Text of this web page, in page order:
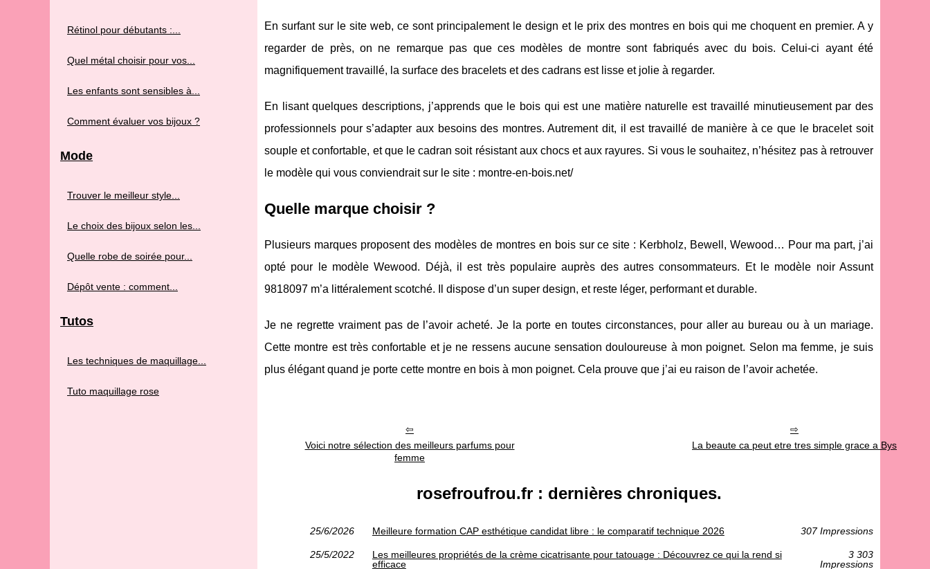
En surfant sur le site web, ce sont principalement le design et le prix des montres en bois qui me choquent en premier. A y
regarder de près, on ne remarque pas que ces modèles de montre sont fabriqués avec du bois. Celui-ci ayant été
magnifiquement travaillé, la surface des bracelets et des cadrans est lisse et jolie à regarder.
En lisant quelques descriptions, j’apprends que le bois qui est une matière naturelle est travaillé minutieusement par des
professionnels pour s’adapter aux besoins des montres. Autrement dit, il est travaillé de manière à ce que le bracelet soit
souple et confortable, et que le cadran soit résistant aux chocs et aux rayures. Si vous le souhaitez, n’hésitez pas à retrouver
le modèle qui vous conviendrait sur le site : montre-en-bois.net/
Quelle marque choisir ?
Plusieurs marques proposent des modèles de montres en bois sur ce site : Kerbholz, Bewell, Wewood… Pour ma part, j’ai
opté pour le modèle Wewood. Déjà, il est très populaire auprès des autres consommateurs. Et le modèle noir Assunt
9818097 m’a littéralement scotché. Il dispose d’un super design, et reste léger, performant et durable.
Je ne regrette vraiment pas de l’avoir acheté. Je la porte en toutes circonstances, pour aller au bureau ou à un mariage.
Cette montre est très confortable et je ne ressens aucune sensation douloureuse à mon poignet. Selon ma femme, je suis
plus élégant quand je porte cette montre en bois à mon poignet. Cela prouve que j’ai eu raison de l’avoir achetée.
Voici notre sélection des meilleurs parfums pour
femme
La beaute ca peut etre tres simple grace a Bys
rosefroufrou.fr : dernières chroniques.
25/6/2026 Meilleure formation CAP esthétique candidat libre : le comparatif technique 2026 307 Impressions
25/5/2022
Les meilleures propriétés de la crème cicatrisante pour tatouage : Découvrez ce qui la rend si
efficace
3 303
Impressions
Rétinol pour débutants :...
Quel métal choisir pour vos...
Les enfants sont sensibles à...
Comment évaluer vos bijoux ?
Mode
Trouver le meilleur style...
Le choix des bijoux selon les...
Quelle robe de soirée pour...
Dépôt vente : comment...
Tutos
Les techniques de maquillage...
Tuto maquillage rose